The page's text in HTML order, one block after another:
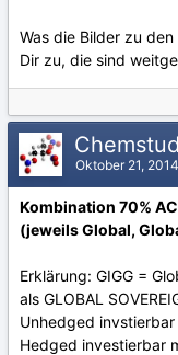
Was die Bilder zu
Dir zu, die sind
Oktober 21, 2014
Kombination 70%
(jeweils Global,
Erklärung: GIGG =
als GLOBAL
Unhedged
Hedged investierbar